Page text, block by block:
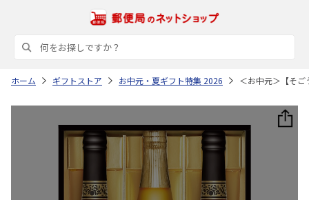
ホーム ギフトストア お中元・夏ギフト特集 2026 ＜お中元＞【そ